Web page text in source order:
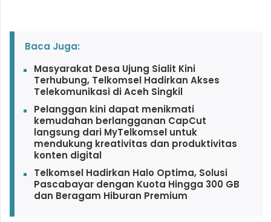
Baca Juga:
Masyarakat Desa Ujung Sialit Kini
Terhubung, Telkomsel Hadirkan Akses
Telekomunikasi di Aceh Singkil
Pelanggan kini dapat menikmati
kemudahan berlangganan CapCut
langsung dari MyTelkomsel untuk
mendukung kreativitas dan produktivitas
konten digital
Telkomsel Hadirkan Halo Optima, Solusi
Pascabayar dengan Kuota Hingga 300 GB
dan Beragam Hiburan Premium